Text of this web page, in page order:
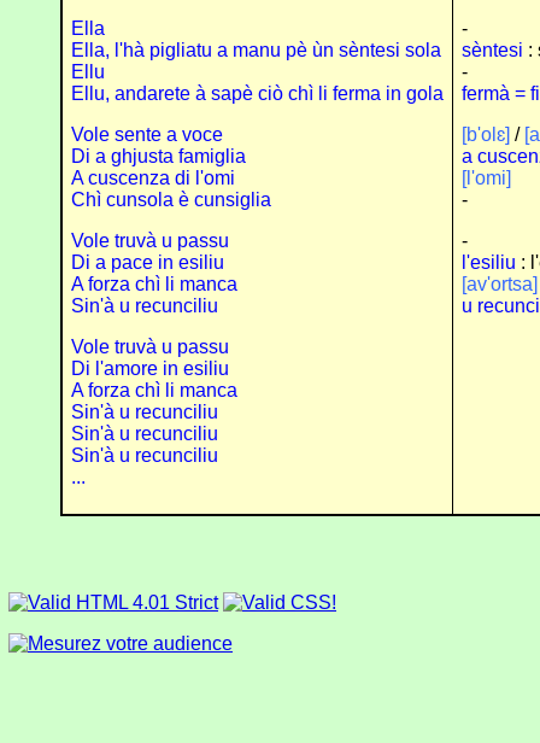
Ella
Ella, l'hà pigliatu a manu pè ùn sèntesi sola
Ellu
Ellu, andarete à sapè ciò chì li ferma in gola
Vole sente a voce
Di a ghjusta famiglia
A cuscenza di l'omi
Chì cunsola è cunsiglia
Vole truvà u passu
Di a pace in esiliu
A forza chì li manca
Sin'à u recunciliu
Vole truvà u passu
Di l'amore in esiliu
A forza chì li manca
Sin'à u recunciliu
Sin'à u recunciliu
Sin'à u recunciliu
...
-
sèntesi :
-
fermà =
[b'olɛ] /
a
[l'omi]
-
-
l'esiliu :
[av'ortsa]
u